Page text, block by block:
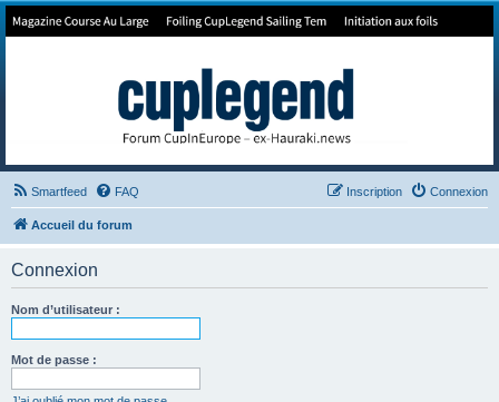
Forum de Cup In Europe
Smartfeed FAQ Connexion
Inscription
Accueil du forum
Connexion
Nom d’utilisateur :
Mot de passe :